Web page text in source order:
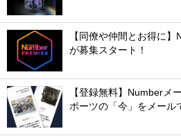
【同僚や仲間とお得に
が募集スタート！
【登録無料】Numberメ
ポーツの「今」をメール